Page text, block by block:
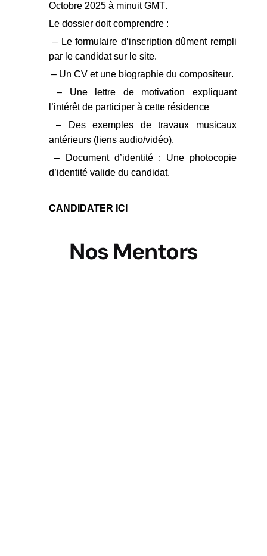
Octobre 2025 à minuit GMT.
Le dossier doit comprendre :
– Le formulaire d’inscription dûment rempli
par le candidat sur le site.
– Un CV et une biographie du compositeur.
– Une lettre de motivation expliquant
l’intérêt de participer à cette résidence
– Des exemples de travaux musicaux
antérieurs (liens audio/vidéo).
– Document d’identité : Une photocopie
d’identité valide du candidat.
CANDIDATER ICI
Nos Mentors